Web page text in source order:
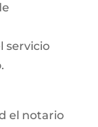
servicio
el notario